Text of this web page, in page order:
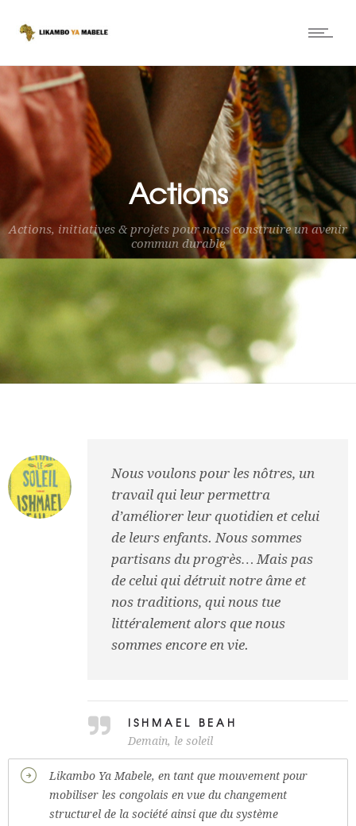
Actions
Actions, initiatives & projets pour nous construire un avenir
commun durable
Nous voulons pour les nôtres, un
travail qui leur permettra
d’améliorer leur quotidien et celui
de leurs enfants. Nous sommes
partisans du progrès… Mais pas
de celui qui détruit notre âme et
nos traditions, qui nous tue
littéralement alors que nous
sommes encore en vie.
ISHMAEL BEAH
Demain, le soleil
Likambo Ya Mabele, en tant que mouvement pour
mobiliser les congolais en vue du changement
structurel de la société ainsi que du système